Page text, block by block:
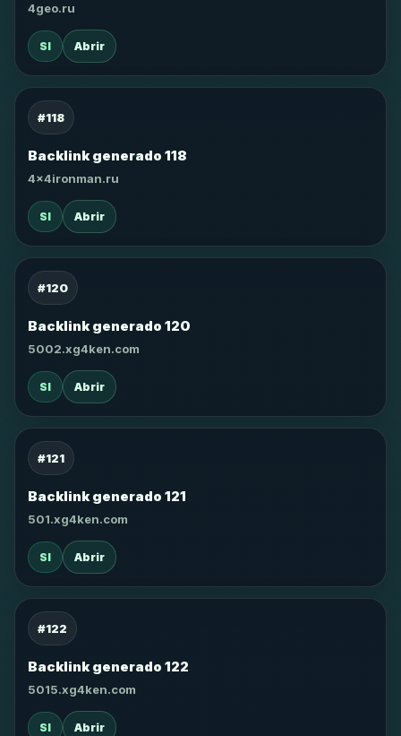
4geo.ru
SI Abrir
#118
Backlink generado 118
4x4ironman.ru
SI Abrir
#120
Backlink generado 120
5002.xg4ken.com
SI Abrir
#121
Backlink generado 121
501.xg4ken.com
SI Abrir
#122
Backlink generado 122
5015.xg4ken.com
SI Abrir